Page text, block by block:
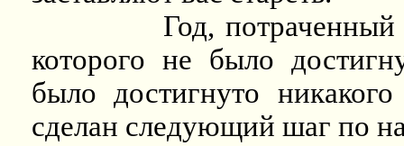
Год,
которого не было
было достигнуто
сделан следующий шаг по